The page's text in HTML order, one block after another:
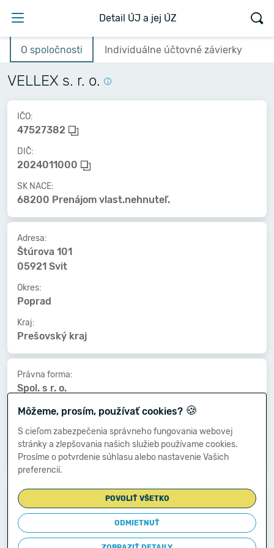
Detail ÚJ a jej ÚZ
O spoločnosti Individuálne účtovné závierky
VELLEX s. r. o.
IČO:
47527382
DIČ:
2024011000
SK NACE:
68200 Prenájom vlast.nehnuteľ.
Adresa:
Štúrova 101
05921 Svit
Okres:
Poprad
Kraj:
Prešovský kraj
Právna forma:
Spol. s r. o.
Kat. veľkosti:
Druh vlastníctva:
Zahraničné
Dátum vzniku:
18.12.2013
Dátum zániku:
-
Môžeme, prosím, používať cookies? 🍪
S cieľom zabezpečenia správneho fungovania webovej
stránky a zlepšovania našich služieb používame cookies.
Prosíme o potvrdenie súhlasu alebo nastavenie Vašich
preferencií.
POVOLIŤ VŠETKO
ODMIETNUŤ